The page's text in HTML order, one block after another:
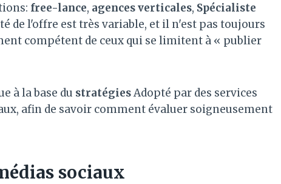
free-lance, agences verticales, Spécialiste
de l'offre est très variable, et il n'est pas toujours
compétent de ceux qui se limitent à « publier
à la base du stratégiesAdopté par des services
afin de savoir comment évaluer soigneusement
sociaux